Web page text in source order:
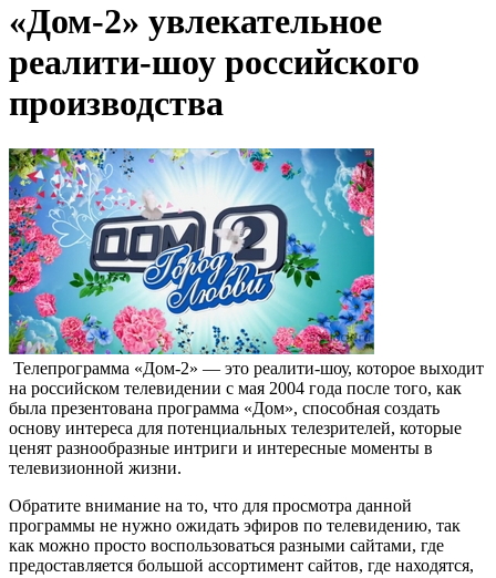
«Дом-2» увлекательное
реалити-шоу российского
производства
Телепрограмма «Дом-2» — это реалити-шоу, которое выходит
на российском телевидении с мая 2004 года после того, как
была презентована программа «Дом», способная создать
основу интереса для потенциальных телезрителей, которые
ценят разнообразные интриги и интересные моменты в
телевизионной жизни.
Обратите внимание на то, что для просмотра данной
программы не нужно ожидать эфиров по телевидению, так
как можно просто воспользоваться разными сайтами, где
предоставляется большой ассортимент сайтов, где находятся,